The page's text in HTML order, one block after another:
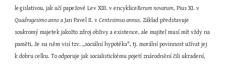
legislativou, jak učí papežové Lev XIII. v encykliceRerum novarum
Quadragesimo anno a Jan Pavel II. v Centesimus annus. Základ představuje
soukromý majetek jakožto zdroj obživy a existence, ale majitel musí mít vždy na
paměti, že na něm visí tzv. „sociální hypotéka", tj. morální povinnost užívat jej
k dobru celku. To odporuje jak socialistickému pojetí znárodnění čili ukradení,